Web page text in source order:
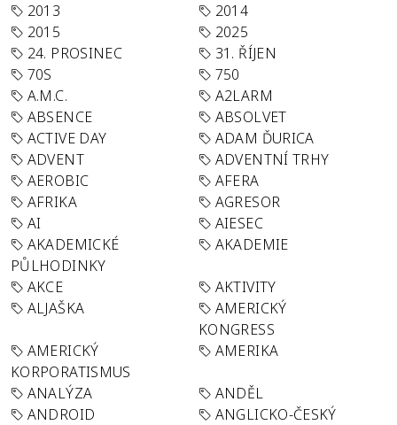
2013
2014
2015
2025
24. PROSINEC
31. ŘÍJEN
70S
750
A.M.C.
A2LARM
ABSENCE
ABSOLVET
ACTIVE DAY
ADAM ĎURICA
ADVENT
ADVENTNÍ TRHY
AEROBIC
AFERA
AFRIKA
AGRESOR
AI
AIESEC
AKADEMICKÉ
PŮLHODINKY
AKADEMIE
AKCE
AKTIVITY
ALJAŠKA
AMERICKÝ
KONGRESS
AMERICKÝ
KORPORATISMUS
AMERIKA
ANALÝZA
ANDĚL
ANDROID
ANGLICKO-ČESKÝ